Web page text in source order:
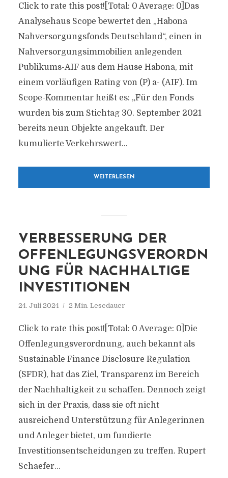
Click to rate this post![Total: 0 Average: 0]Das
Analysehaus Scope bewertet den „Habona
Nahversorgungsfonds Deutschland“, einen in
Nahversorgungsimmobilien anlegenden
Publikums-AIF aus dem Hause Habona, mit
einem vorläufigen Rating von (P) a- (AIF). Im
Scope-Kommentar heißt es: „Für den Fonds
wurden bis zum Stichtag 30. September 2021
bereits neun Objekte angekauft. Der
kumulierte Verkehrswert...
WEITERLESEN
VERBESSERUNG DER
OFFENLEGUNGSVERORDN
UNG FÜR NACHHALTIGE
INVESTITIONEN
24. Juli 2024 2 Min. Lesedauer
Click to rate this post![Total: 0 Average: 0]Die
Offenlegungsverordnung, auch bekannt als
Sustainable Finance Disclosure Regulation
(SFDR), hat das Ziel, Transparenz im Bereich
der Nachhaltigkeit zu schaffen. Dennoch zeigt
sich in der Praxis, dass sie oft nicht
ausreichend Unterstützung für Anlegerinnen
und Anleger bietet, um fundierte
Investitionsentscheidungen zu treffen. Rupert
Schaefer...